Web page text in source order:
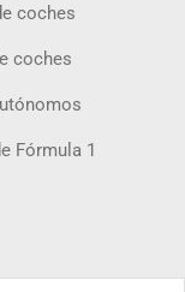
coches
coches
Fórmula 1